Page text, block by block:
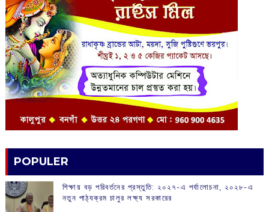
POPULER
শিক্ষায় বড় পরিবর্তনের প্রস্তুতি: ২০২৭-এ পর্যালোচনা, ২০২৮-এ
নতুন পাঠ্যক্রম চালুর লক্ষ্য সরকারের